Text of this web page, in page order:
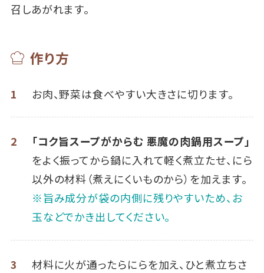
召しあがれます。
作り方
1 お肉、野菜は食べやすい大きさに切ります。
2
「コク旨スープがからむ 悪魔の肉鍋用スープ」
をよく振ってから鍋に入れて軽く煮立たせ、にら
以外の材料（煮えにくいものから）を加えます。
※旨み成分が袋の内側に残りやすいため、お
玉などでかき出してください。
3
材料に火が通ったらにらを加え、ひと煮立ちさ